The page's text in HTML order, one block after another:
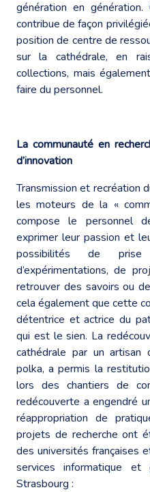
génération en
contribue de façon
position de centre de
sur la cathédrale, en
collections, mais
faire du personnel.
La communauté en
d’innovation
Transmission et recréation
les moteurs de la «
compose le personnel
exprimer leur passion et
possibilités de prise
d’expérimentations, de
retrouver des savoirs ou
cela également que cette
détentrice et actrice du
qui est le sien. La
cathédrale par un
polka, a permis la
lors des chantiers de
redécouverte a engendré
réappropriation de
projets de recherche ont
des universités françaises
services informatique
Strasbourg :